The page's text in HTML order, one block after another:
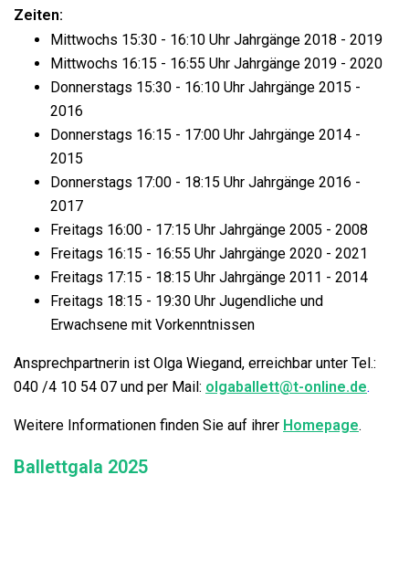
Zeiten:
Mittwochs 15:30 - 16:10 Uhr Jahrgänge 2018 - 2019
Mittwochs 16:15 - 16:55 Uhr Jahrgänge 2019 - 2020
Donnerstags 15:30 - 16:10 Uhr Jahrgänge 2015 -
2016
Donnerstags 16:15 - 17:00 Uhr Jahrgänge 2014 -
2015
Donnerstags 17:00 - 18:15 Uhr Jahrgänge 2016 -
2017
Freitags 16:00 - 17:15 Uhr Jahrgänge 2005 - 2008
Freitags 16:15 - 16:55 Uhr Jahrgänge 2020 - 2021
Freitags 17:15 - 18:15 Uhr Jahrgänge 2011 - 2014
Freitags 18:15 - 19:30 Uhr Jugendliche und
Erwachsene mit Vorkenntnissen
Ansprechpartnerin ist Olga Wiegand, erreichbar unter Tel.:
040 /4 10 54 07 und per Mail: olgaballett@t-online.de.
Weitere Informationen finden Sie auf ihrer Homepage.
Ballettgala 2025